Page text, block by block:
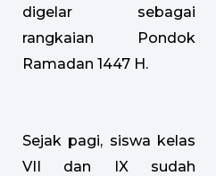
digelar sebagai
rangkaian Pondok
Ramadan 1447 H.
Sejak pagi, siswa kelas
VII dan IX sudah